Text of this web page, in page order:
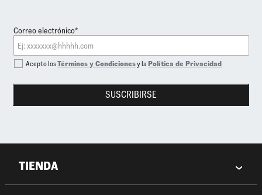
Correo electrónico*
SUSCRIBIRSE
Acepto losTérminos y Condicionesy laPolítica de Privacidad
TIENDA